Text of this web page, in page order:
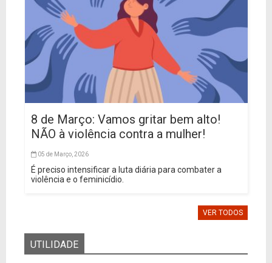
8 de Março: Vamos gritar bem alto!
NÃO à violência contra a mulher!
05 de Março, 2026
É preciso intensificar a luta diária para combater a
violência e o feminicídio.
VER TODOS
UTILIDADE